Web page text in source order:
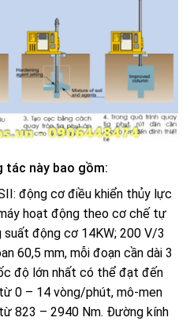
tác này bao gồm:
động cơ điều khiển thủy lực
hoạt động theo cơ chế tự
động cơ 14KW; 200 V/3
60,5 mm, mỗi đoạn cần dài 3
độ lớn nhất có thể đạt đến
0 – 14 vòng/phút, mô-men
823 – 2940 Nm. Đường kính